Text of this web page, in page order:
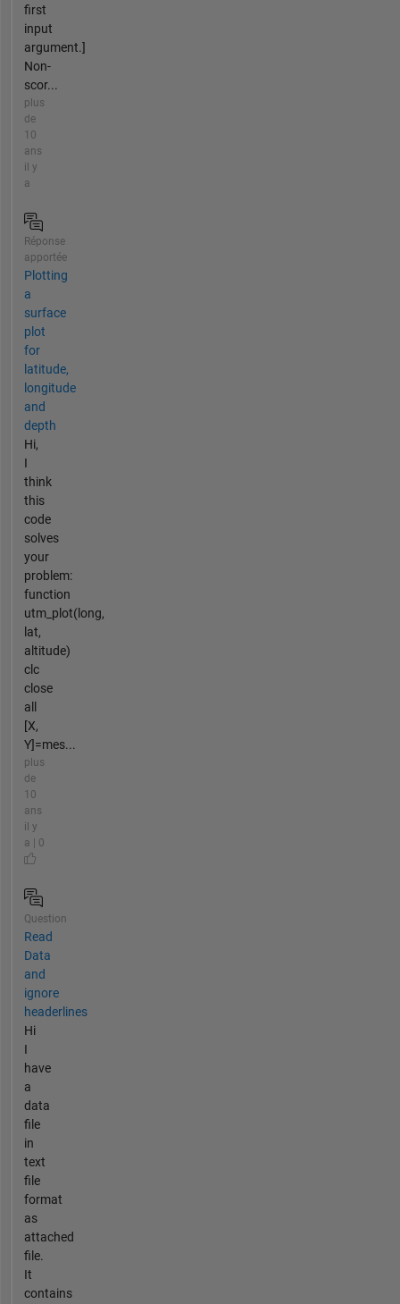
first
input
argument.]
Non-
scor...
plus
de
10
ans
il y
a
Réponse
apportée
Plotting
a
surface
plot
for
latitude,
longitude
and
depth
Hi,
I
think
this
code
solves
your
problem:
function
utm_plot(long,
lat,
altitude)
clc
close
all
[X,
Y]=mes...
plus
de
10
ans
il y
a | 0
Question
Read
Data
and
ignore
headerlines
Hi
I
have
a
data
file
in
text
file
format
as
attached
file.
It
contains